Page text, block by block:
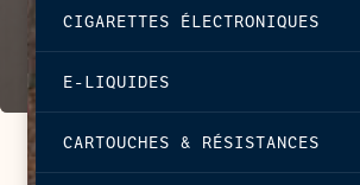
CIGARETTES ÉLECTRONIQUES
E-LIQUIDES
CARTOUCHES & RÉSISTANCES